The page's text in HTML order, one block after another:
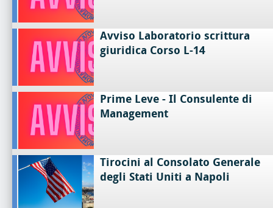
Avviso Laboratorio scrittura
giuridica Corso L-14
Prime Leve - Il Consulente di
Management
Tirocini al Consolato Generale
degli Stati Uniti a Napoli